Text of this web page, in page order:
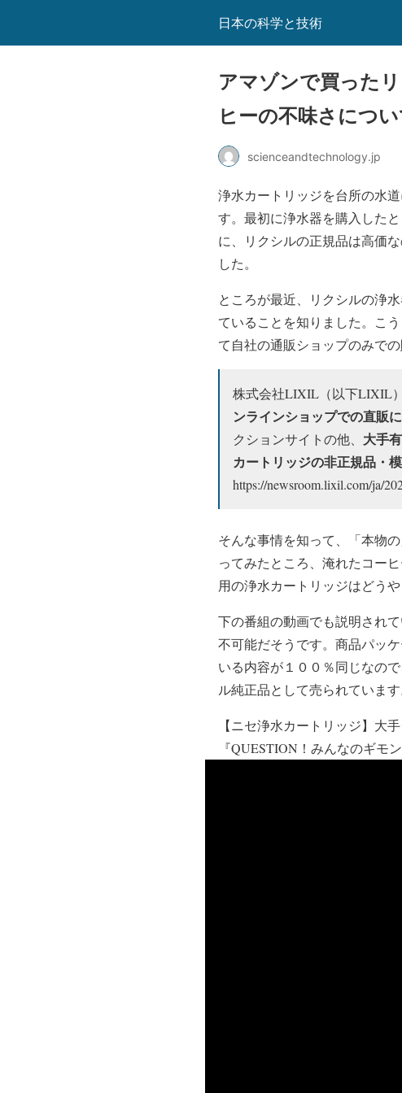
日本の科学と技術
アマゾンで買った
ヒーの不味さについ
scienceandtechnology.jp
浄水カートリッジを台所の水
す。最初に浄水器を購入した
に、リクシルの正規品は高価
した。
ところが最近、リクシルの浄
ていることを知りました。こ
て自社の通販ショップのみで
株式会社LIXIL（以下LIXIL）
ンラインショップでの直販
クションサイトの他、 大手
カートリッジの非正規品・
https://newsroom.lixil.com/ja/
そんな事情を知って、「本物
ってみたところ、淹れたコー
用の浄水カートリッジはどう
下の番組の動画でも説明され
不可能だそうです。商品パッ
いる内容が１００％同じなの
ル純正品として売られています
【ニセ浄水カートリッジ】大
『QUESTION！みんなのギモ